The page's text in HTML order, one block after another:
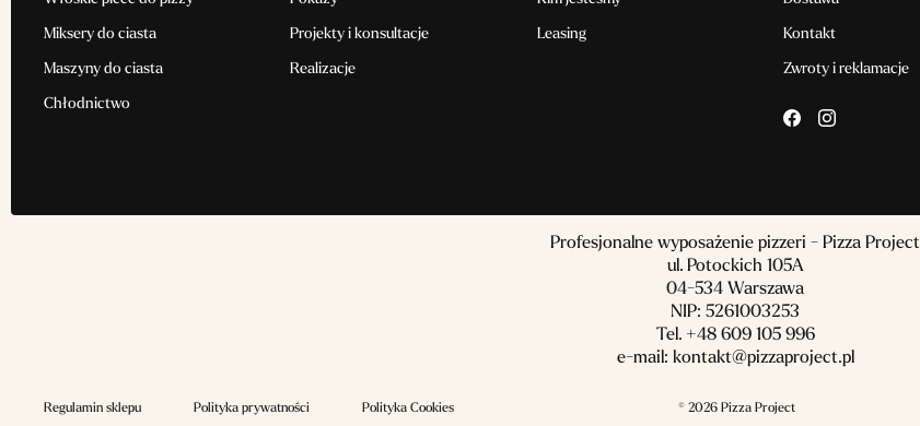
Miksery do ciasta
Maszyny do ciasta
Chłodnictwo
Projekty i konsultacje
Realizacje
Leasing Kontakt
Zwroty i reklamacje
Profesjonalne wyposażenie pizzeri - Pizza Project
ul. Potockich 105A
04-534 Warszawa
NIP: 5261003253
Tel. +48 609 105 996
e-mail: kontakt@pizzaproject.pl
Regulamin sklepu Polityka prywatności Polityka Cookies © 2026 Pizza Project